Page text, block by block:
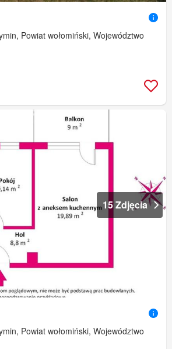
Powiat wołomiński, Województwo
15 Zdjęcia
Powiat wołomiński, Województwo